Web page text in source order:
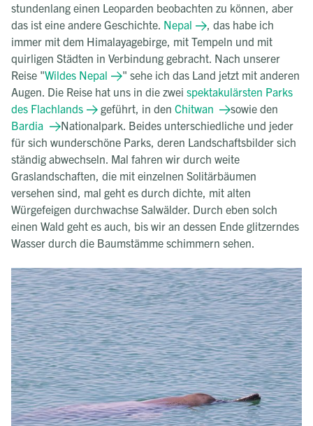
stundenlang einen Leoparden beobachten zu können, aber
das ist eine andere Geschichte. Nepal
, das habe ich
immer mit dem Himalayagebirge, mit Tempeln und mit
quirligen Städten in Verbindung gebracht. Nach unserer
Reise "Wildes Nepal
" sehe ich das Land jetzt mit anderen
Augen. Die Reise hat uns in die zwei spektakulärsten Parks
des Flachlands
geführt, in den Chitwan
sowie den
Bardia
Nationalpark. Beides unterschiedliche und jeder
für sich wunderschöne Parks, deren Landschaftsbilder sich
ständig abwechseln. Mal fahren wir durch weite
Graslandschaften, die mit einzelnen Solitärbäumen
versehen sind, mal geht es durch dichte, mit alten
Würgefeigen durchwachse Salwälder. Durch eben solch
einen Wald geht es auch, bis wir an dessen Ende glitzerndes
Wasser durch die Baumstämme schimmern sehen.